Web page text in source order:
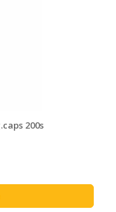
200s